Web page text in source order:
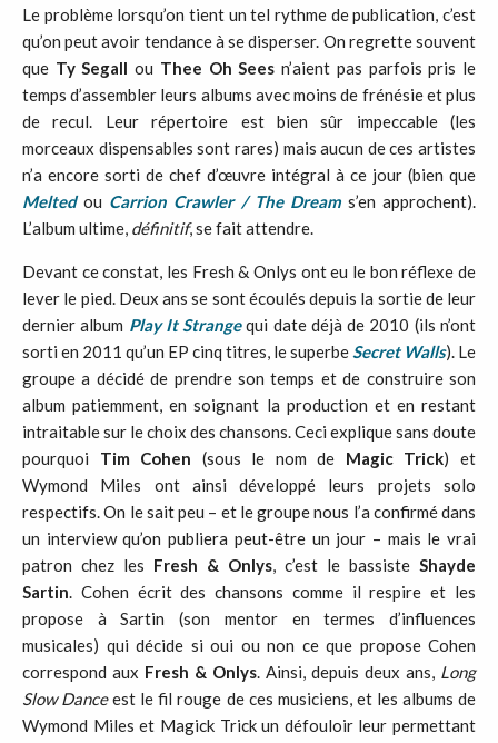
Le problème lorsqu’on tient un tel rythme de publication, c’est
qu’on peut avoir tendance à se disperser. On regrette souvent
que Ty Segall ou Thee Oh Sees n’aient pas parfois pris le
temps d’assembler leurs albums avec moins de frénésie et plus
de recul. Leur répertoire est bien sûr impeccable (les
morceaux dispensables sont rares) mais aucun de ces artistes
n’a encore sorti de chef d’œuvre intégral à ce jour (bien que
Meltedou Carrion Crawler / The Dreams’en approchent).
L’album ultime, définitif, se fait attendre.
Devant ce constat, les Fresh & Onlys ont eu le bon réflexe de
lever le pied. Deux ans se sont écoulés depuis la sortie de leur
dernier album Play It Strangequi date déjà de 2010 (ils n’ont
sorti en 2011 qu’un EP cinq titres, le superbeSecret Walls). Le
groupe a décidé de prendre son temps et de construire son
album patiemment, en soignant la production et en restant
intraitable sur le choix des chansons. Ceci explique sans doute
pourquoi Tim Cohen (sous le nom de Magic Trick) et
Wymond Miles ont ainsi développé leurs projets solo
respectifs. On le sait peu – et le groupe nous l’a confirmé dans
un interview qu’on publiera peut-être un jour – mais le vrai
patron chez les Fresh & Onlys, c’est le bassiste Shayde
Sartin. Cohen écrit des chansons comme il respire et les
propose à Sartin (son mentor en termes d’influences
musicales) qui décide si oui ou non ce que propose Cohen
correspond aux Fresh & Onlys. Ainsi, depuis deux ans, Long
Slow Danceest le fil rouge de ces musiciens, et les albums de
Wymond Miles et Magick Trick un défouloir leur permettant